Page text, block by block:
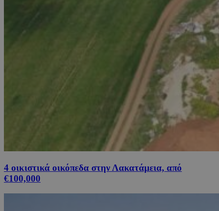
4 οικιστικά οικόπεδα στην Λακατάμεια, από
€100,000